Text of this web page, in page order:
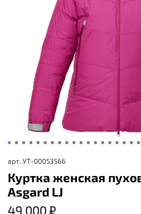
арт. УТ-00053566
Куртка женская
Asgard LJ
49 000 ₽